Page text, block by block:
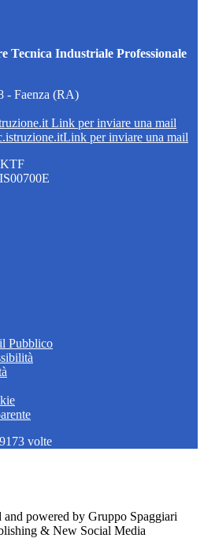
Tecnica Industriale Professionale
- Faenza (RA)
Link per inviare una mail
Link per inviare una mail
Pubblico
volte
powered by Gruppo Spaggiari
& New Social Media